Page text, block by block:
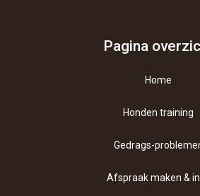
Pagina
Home
Honden training
Gedrags-
Afspraak maken &